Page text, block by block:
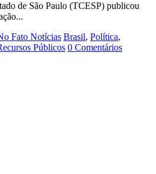
de São Paulo (TCESP) publicou
Fato Notícias Brasil, Política,
Públicos 0 Comentários